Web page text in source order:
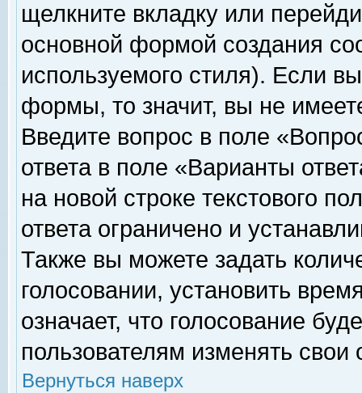
щелкните вкладку или
основной формой создания
используемого стиля). Если
формы, то значит, вы не
Введите вопрос в поле
ответа в поле «Варианты
на новой строке текстового
ответа ограничено и
Также вы можете задать
голосовании, установить
означает, что голосование
пользователям изменять свои
Вернуться наверх